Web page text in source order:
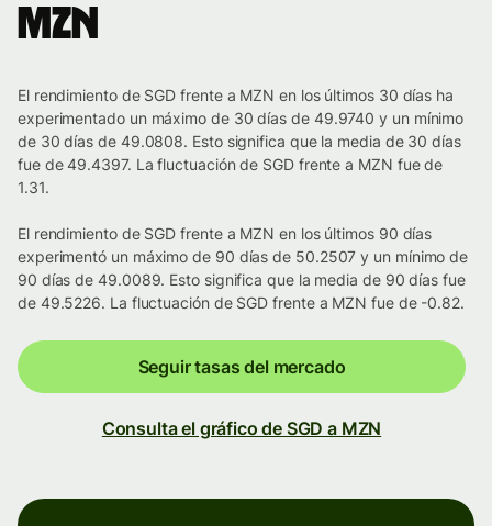
MZN
El rendimiento de SGD frente a MZN en los últimos 30 días ha
experimentado un máximo de 30 días de 49.9740 y un mínimo
de 30 días de 49.0808. Esto significa que la media de 30 días
fue de 49.4397. La fluctuación de SGD frente a MZN fue de
1.31.
El rendimiento de SGD frente a MZN en los últimos 90 días
experimentó un máximo de 90 días de 50.2507 y un mínimo de
90 días de 49.0089. Esto significa que la media de 90 días fue
de 49.5226. La fluctuación de SGD frente a MZN fue de -0.82.
Seguir tasas del mercado
Consulta el gráfico de SGD a MZN